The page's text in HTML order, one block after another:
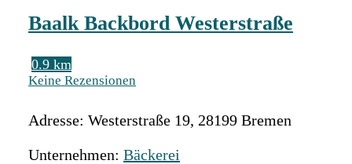
Baalk Backbord Westerstraße
0.9 km
Keine Rezensionen
Adresse: Westerstraße 19, 28199 Bremen
Unternehmen: Bäckerei